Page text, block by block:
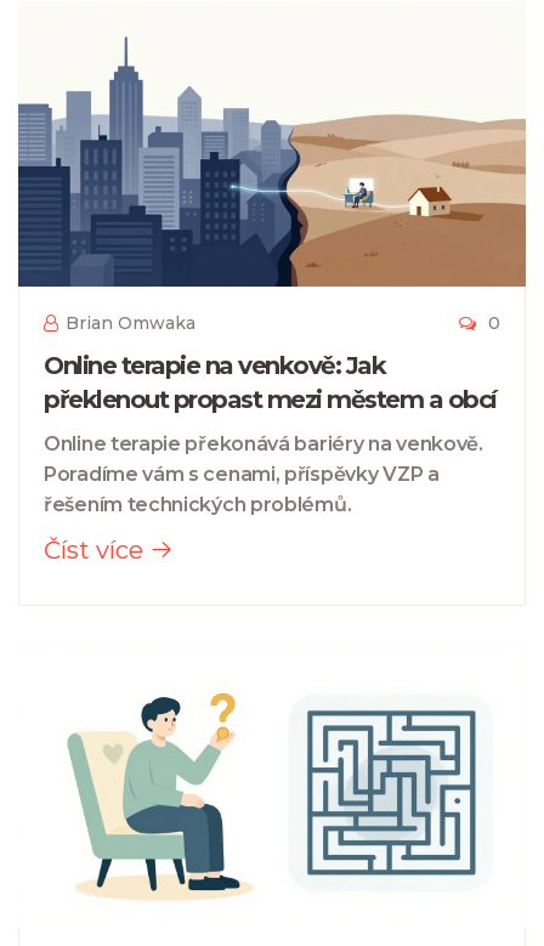
Brian Omwaka 0
Online terapie na venkově: Jak
překlenout propast mezi městem a obcí
Online terapie překonává bariéry na venkově.
Poradíme vám s cenami, příspěvky VZP a
řešením technických problémů.
Číst více